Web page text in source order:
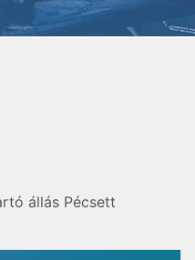
állás Pécsett